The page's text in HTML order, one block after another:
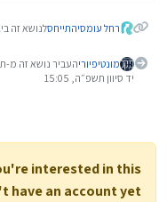
רחל עומסיהתייחסלנושא זה ב
מונטיפיוריהעביר נושא זה מ-
יד סיוון תשפ״ה, 15:05
interested in this
have an account yet.